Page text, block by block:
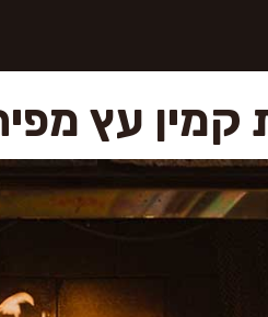
קמין עץ